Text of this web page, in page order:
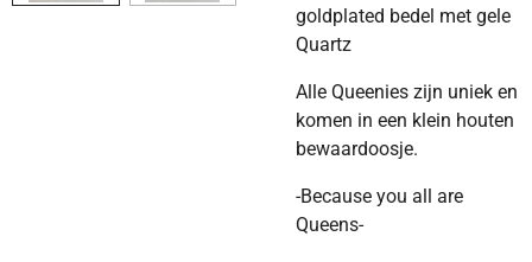
goldplated bedel met gele
Quartz
Alle Queenies zijn uniek en
komen in een klein houten
bewaardoosje.
-Because you all are
Queens-